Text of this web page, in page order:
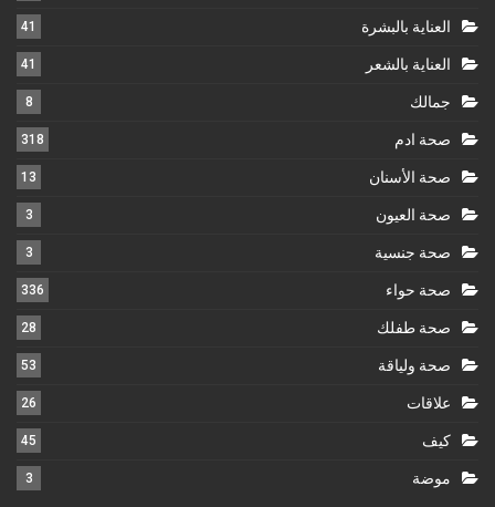
العناية بالبشرة 41
العناية بالشعر 41
جمالك 8
صحة ادم 318
صحة الأسنان 13
صحة العيون 3
صحة جنسية 3
صحة حواء 336
صحة طفلك 28
صحة ولياقة 53
علاقات 26
كيف 45
موضة 3